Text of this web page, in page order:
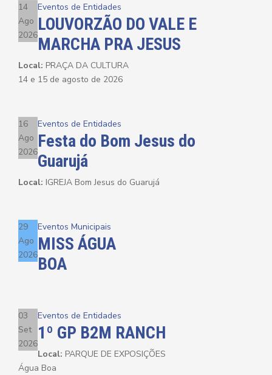
14
Ago
2026
Eventos de Entidades
LOUVORZÃO DO VALE E
MARCHA PRA JESUS
Local: PRAÇA DA CULTURA
14 e 15 de agosto de 2026
16
Ago
2026
Eventos de Entidades
Festa do Bom Jesus do
Guarujá
Local: IGREJA Bom Jesus do Guarujá
29
Ago
2026
Eventos Municipais
MISS ÁGUA
BOA
03
Set
2026
Eventos de Entidades
1º GP B2M RANCH
Local: PARQUE DE EXPOSIÇÕES
Água Boa